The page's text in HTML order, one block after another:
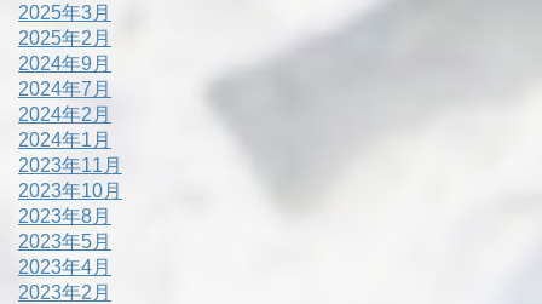
2025年3月
2025年2月
2024年9月
2024年7月
2024年2月
2024年1月
2023年11月
2023年10月
2023年8月
2023年5月
2023年4月
2023年2月